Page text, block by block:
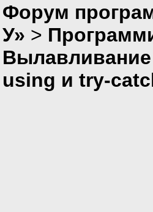
Форум
У» >
using и try-